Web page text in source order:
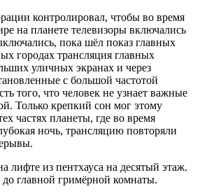
контролировал, чтобы во время
на планете телевизоры включались
пока шёл показ главных
городах трансляция главных
уличных экранах и через
с большой частотой
того, что человек не узнает важные
Только крепкий сон мог этому
частях планеты, где во время
ночь, трансляцию повторяли
лифте из пентхауса на десятый этаж.
главной гримёрной комнаты.